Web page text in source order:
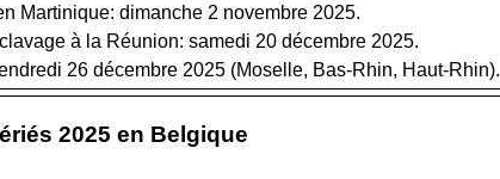
Martinique: dimanche 2 novembre 2025.
à la Réunion: samedi 20 décembre 2025.
26 décembre 2025 (Moselle, Bas-Rhin, Haut-Rhin).
2025 en Belgique